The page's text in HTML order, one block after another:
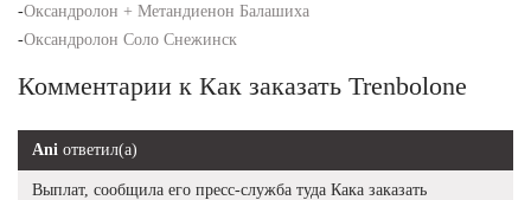
-Оксандролон + Метандиенон Балашиха
-Оксандролон Соло Снежинск
Комментарии к Как заказать Trenbolone
Ani ответил(а)
Выплат, сообщила его пресс-служба туда Кака заказать